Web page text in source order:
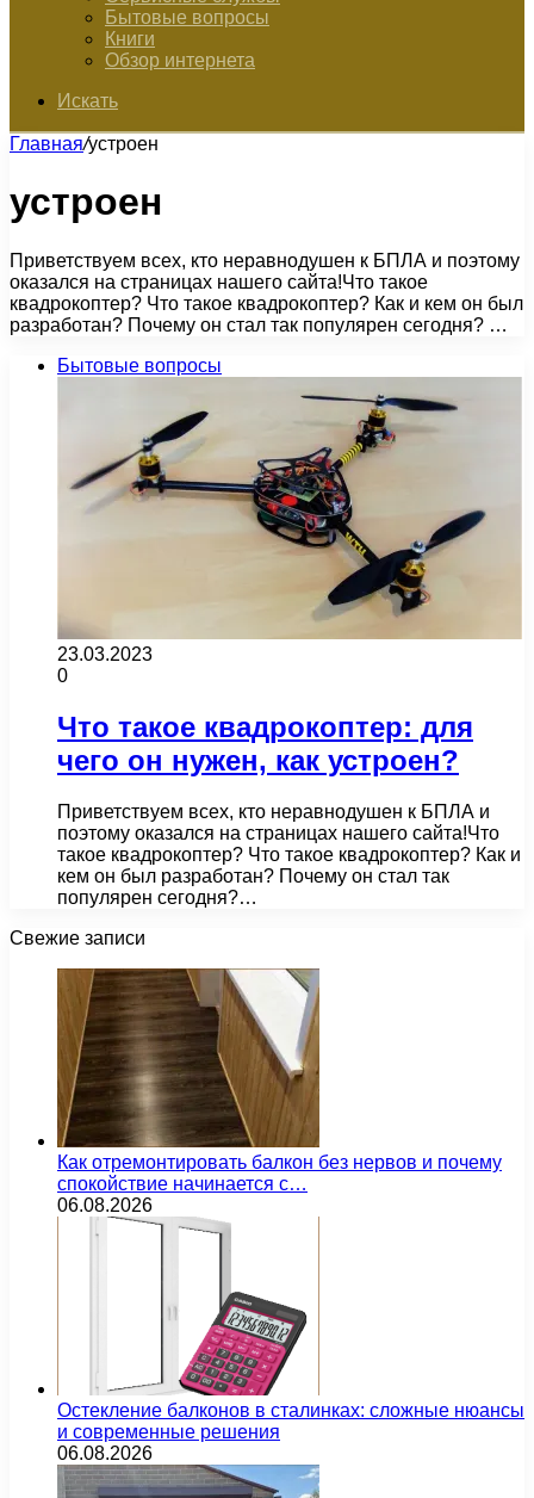
Бытовые вопросы
Книги
Обзор интернета
Искать
Главная/устроен
устроен
Приветствуем всех, кто неравнодушен к БПЛА и поэтому
оказался на страницах нашего сайта!Что такое
квадрокоптер? Что такое квадрокоптер? Как и кем он был
разработан? Почему он стал так популярен сегодня? …
Бытовые вопросы
23.03.2023
0
Что такое квадрокоптер: для
чего он нужен, как устроен?
Приветствуем всех, кто неравнодушен к БПЛА и
поэтому оказался на страницах нашего сайта!Что
такое квадрокоптер? Что такое квадрокоптер? Как и
кем он был разработан? Почему он стал так
популярен сегодня?…
Свежие записи
Как отремонтировать балкон без нервов и почему
спокойствие начинается с…
06.08.2026
Остекление балконов в сталинках: сложные нюансы
и современные решения
06.08.2026